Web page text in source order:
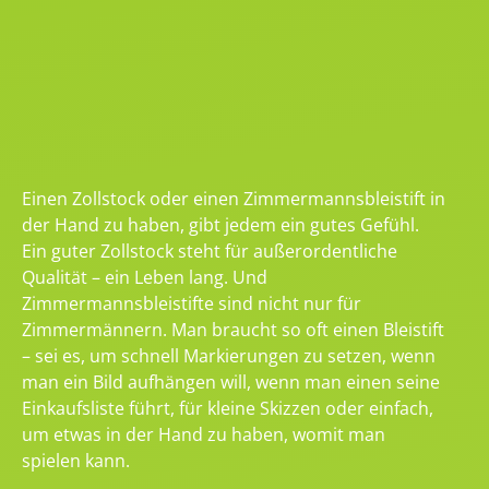
Einen Zollstock oder einen Zimmermannsbleistift in
der Hand zu haben, gibt jedem ein gutes Gefühl.
Ein guter Zollstock steht für außerordentliche
Qualität – ein Leben lang. Und
Zimmermannsbleistifte sind nicht nur für
Zimmermännern. Man braucht so oft einen Bleistift
– sei es, um schnell Markierungen zu setzen, wenn
man ein Bild aufhängen will, wenn man einen seine
Einkaufsliste führt, für kleine Skizzen oder einfach,
um etwas in der Hand zu haben, womit man
spielen kann.